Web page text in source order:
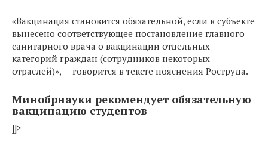
«Вакцинация становится обязательной, если в субъекте
вынесено соответствующее постановление главного
санитарного врача о вакцинации отдельных
категорий граждан (сотрудников некоторых
отраслей)», — говорится в тексте пояснения Роструда.
Минобрнауки рекомендует обязательную
вакцинацию студентов
]]>